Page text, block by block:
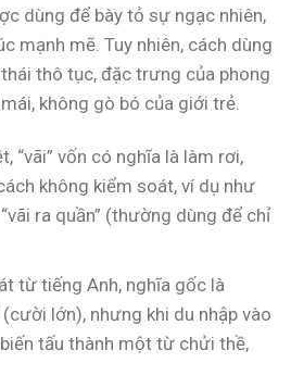
dùng để bày tỏ sự ngạc nhiên,
mạnh mẽ. Tuy nhiên, cách dùng
thô tục, đặc trưng của phong
không gò bó của giới trẻ.
“vãi” vốn có nghĩa là làm rơi,
không kiểm soát, ví dụ như
ra quần” (thường dùng để chỉ
từ tiếng Anh, nghĩa gốc là
lớn), nhưng khi du nhập vào
tấu thành một từ chửi thề,